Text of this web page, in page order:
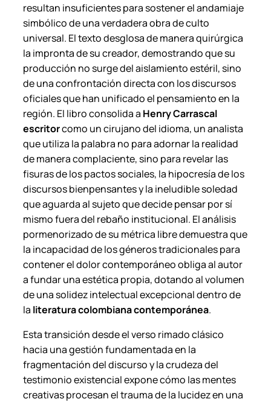
resultan insuficientes para sostener el andamiaje
simbólico de una verdadera obra de culto
universal. El texto desglosa de manera quirúrgica
la impronta de su creador, demostrando que su
producción no surge del aislamiento estéril, sino
de una confrontación directa con los discursos
oficiales que han unificado el pensamiento en la
región. El libro consolida a Henry Carrascal
escritorcomo un cirujano del idioma, un analista
que utiliza la palabra no para adornar la realidad
de manera complaciente, sino para revelar las
fisuras de los pactos sociales, la hipocresía de los
discursos bienpensantes y la ineludible soledad
que aguarda al sujeto que decide pensar por sí
mismo fuera del rebaño institucional. El análisis
pormenorizado de su métrica libre demuestra que
la incapacidad de los géneros tradicionales para
contener el dolor contemporáneo obliga al autor
a fundar una estética propia, dotando al volumen
de una solidez intelectual excepcional dentro de
la literatura colombiana contemporánea.
Esta transición desde el verso rimado clásico
hacia una gestión fundamentada en la
fragmentación del discurso y la crudeza del
testimonio existencial expone cómo las mentes
creativas procesan el trauma de la lucidez en una